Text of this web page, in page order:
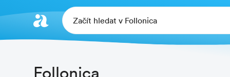
Začít hledat v Follonica
Follonica